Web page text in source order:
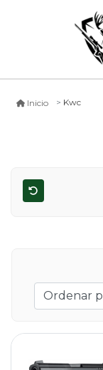
Inicio Kwc